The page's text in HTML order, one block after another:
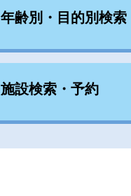
年齢別・目的別検索
施設検索・予約